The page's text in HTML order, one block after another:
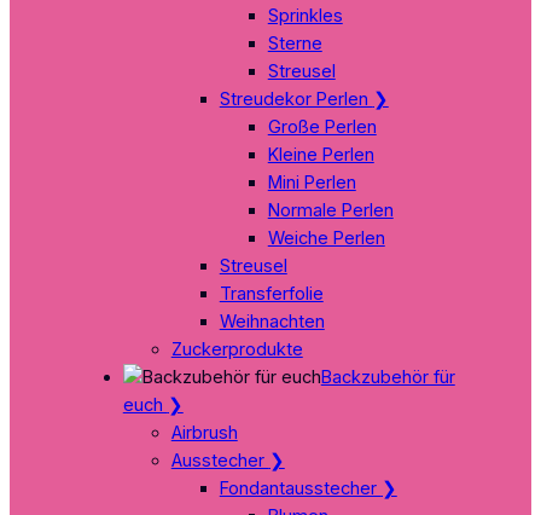
Sprinkles
Sterne
Streusel
Streudekor Perlen ❯
Große Perlen
Kleine Perlen
Mini Perlen
Normale Perlen
Weiche Perlen
Streusel
Transferfolie
Weihnachten
Zuckerprodukte
Backzubehör für
euch ❯
Airbrush
Ausstecher ❯
Fondantausstecher ❯